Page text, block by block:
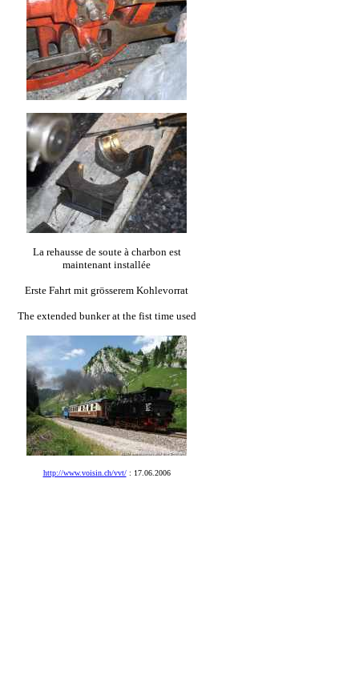
La rehausse de soute à charbon est
maintenant installée
Erste Fahrt mit grösserem Kohlevorrat
The extended bunker at the fist time used
http://www.voisin.ch/vvt/: 17.06.2006